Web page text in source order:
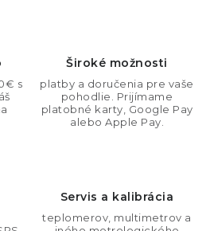
s
Široké možnosti
platby a doručenia pre vaše
pohodlie. Prijímame
platobné karty, Google Pay
alebo Apple Pay.
Servis a kalibrácia
teplomerov, multimetrov a